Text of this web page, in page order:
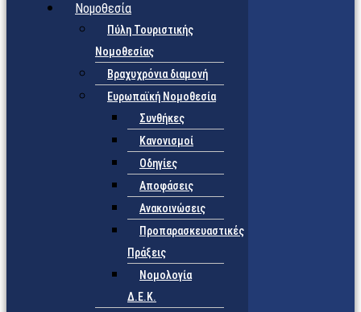
Νομοθεσία
Πύλη Τουριστικής
Νομοθεσίας
Βραχυχρόνια διαμονή
Ευρωπαϊκή Νομοθεσία
Συνθήκες
Κανονισμοί
Οδηγίες
Αποφάσεις
Ανακοινώσεις
Προπαρασκευαστικές
Πράξεις
Νομολογία
Δ.Ε.Κ.